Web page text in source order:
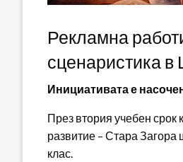
Рекламна
сценаристика
Инициативата е
През втория учебен срок
развитие – Стара
клас.